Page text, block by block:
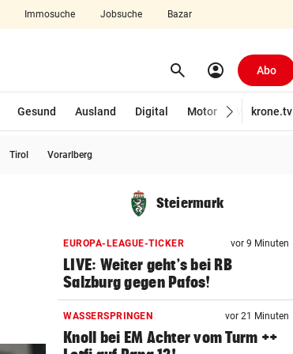
Immosuche Jobsuche Bazar
search Suchen
account_circle Abo
Gesund Ausland Digital Motor Wirtschaft
krone.tv
Tirol Vorarlberg
Steiermark
EUROPA-LEAGUE-TICKER vor 9 Minuten
LIVE: Weiter geht’s bei RB
Salzburg gegen Pafos!
WASSERSPRINGEN vor 21 Minuten
Knoll bei EM Achter vom Turm ++